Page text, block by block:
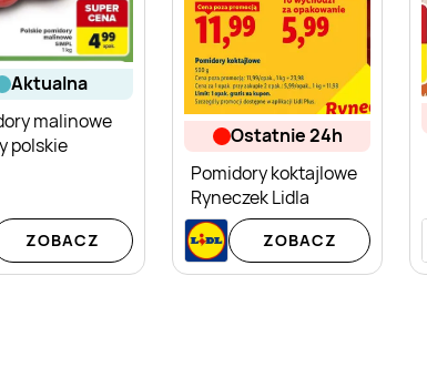
aktualna
malinowe
polskie
ZOBACZ
ostatnie 24h
Pomidory koktajlowe
Ryneczek Lidla
ZOBACZ